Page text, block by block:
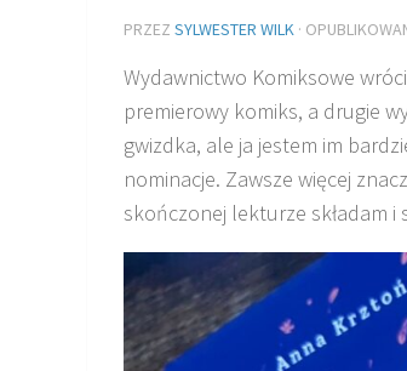
PRZEZ SYLWESTER WILK ·
Wydawnictwo Komiksowe
premierowy komiks, a drugie
gwizdka, ale ja jestem im
nominacje. Zawsze więcej
skończonej lekturze składam